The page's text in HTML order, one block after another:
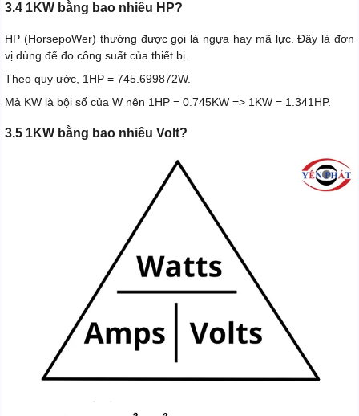
3.4 1KW bằng bao nhiêu HP?
HP (HorsepoWer) thường được gọi là ngựa hay mã lực. Đây là đơn
vị dùng để đo công suất của thiết bị.
Theo quy ước, 1HP = 745.699872W.
Mà KW là bội số của W nên 1HP = 0.745KW => 1KW = 1.341HP.
3.5 1KW bằng bao nhiêu Volt?